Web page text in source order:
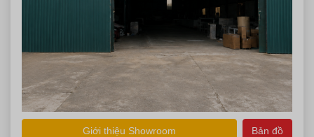
Giới thiệu Showroom Bản đồ